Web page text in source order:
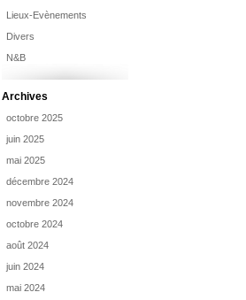
Lieux-Evènements
Divers
N&B
Archives
octobre 2025
juin 2025
mai 2025
décembre 2024
novembre 2024
octobre 2024
août 2024
juin 2024
mai 2024